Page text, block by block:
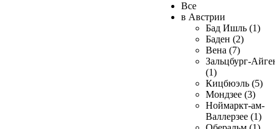
Все
в Австрии
Бад Ишль (1)
Баден (2)
Вена (7)
Зальцбург-
(1)
Кицбюэль (5)
Мондзее (3)
Ноймаркт-ам-
Валлерзее (1)